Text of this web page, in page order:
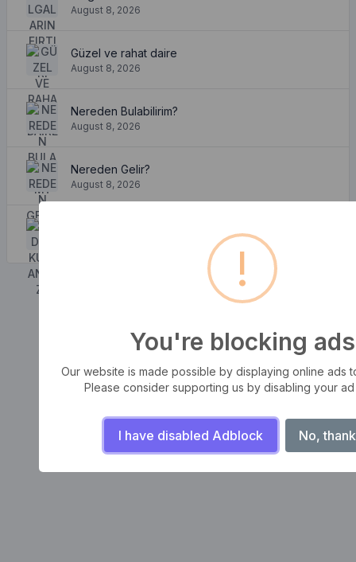
August 8, 2026
Güzel ve rahat daire
August 8, 2026
Nereden Bulabilirim?
August 8, 2026
Nereden Gelir?
August 8, 2026
!
You're blocking ads
Our website is made possible by displaying online ads
Please consider supporting us by disabling your
I have disabled Adblock No,